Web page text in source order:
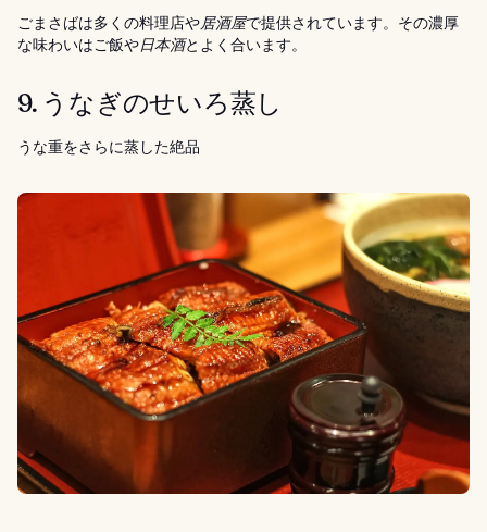
ごまさばは多くの料理店や居酒屋で提供されています。その濃厚
な味わいはご飯や日本酒とよく合います。
9. うなぎのせいろ蒸し
うな重をさらに蒸した絶品